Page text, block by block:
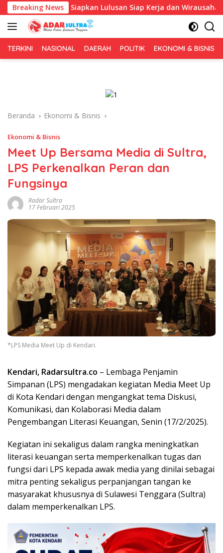
Langsung
ke
konten
Breaking News
Fokus Siapkan Lulusan Siap Kerja dan Wirausaha
TERKINI NASIONAL DAERAH POLITIK EKONOMI & BISNIS
Beranda Ekonomi & Bisnis
Ekonomi & Bisnis
Meet Up Bersama Media di Sultra,
LPS Perkenalkan Peran dan
Fungsinya
Radar Sultra
17 Februari 2025
*LPS Media Meet Up di Kendari.
Kendari, Radarsultra.co – Lembaga Penjamin
Simpanan (LPS) mengadakan kegiatan Media Meet Up
di Kota Kendari dengan mengangkat tema Diskusi,
Komunikasi, dan Kolaborasi Media dalam
Pengembangan Literasi Keuangan, Senin (17/2/2025).
Kegiatan ini sekaligus dalam rangka meningkatkan
literasi keuangan serta memperkenalkan tugas dan
fungsi dari LPS kepada awak media yang dinilai sebagai
mitra penting sekaligus perpanjangan tangan ke
masyarakat khususnya di Sulawesi Tenggara (Sultra)
dalam memperkenalkan LPS.